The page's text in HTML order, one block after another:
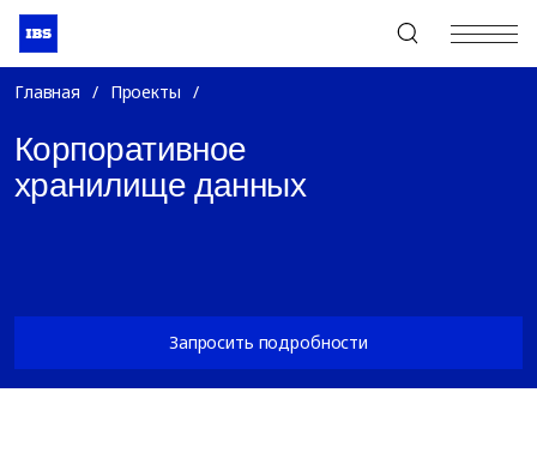
+7 (495) 967-80-80
Главная / Проекты /
Корпоративное
хранилище данных
Запросить подробности